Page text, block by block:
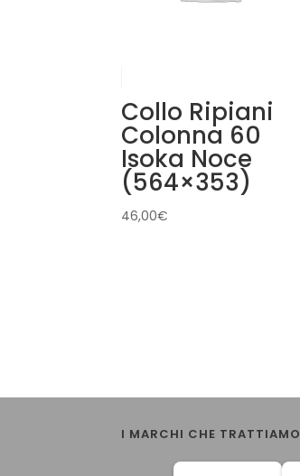
Collo Ripiani
Colonna 60
Isoka Noce
(564×353)
46,00€
I MARCHI CHE TRATTIAMO